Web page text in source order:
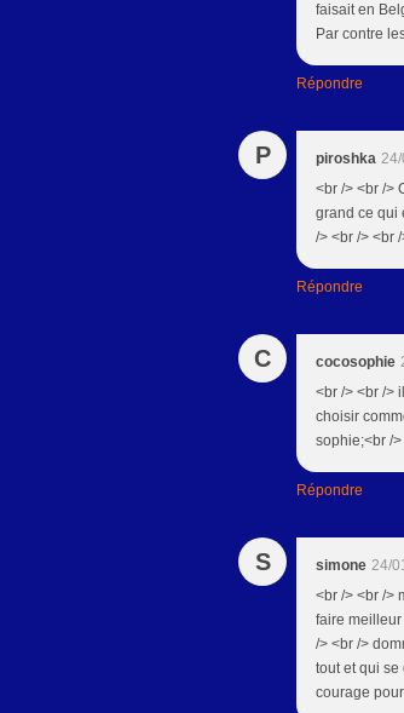
faisait en
Par contre
Répondre
P piroshka
<br /> <br />
grand ce qui
/> <br /> <br
Répondre
C cocosophie
<br /> <br />
choisir
sophie;<br /
Répondre
S simone 24/
<br /> <br />
faire
/> <br />
tout et qui se
courage